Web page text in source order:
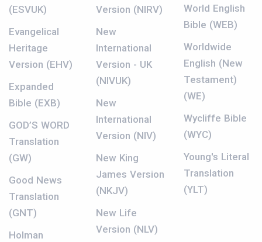
(ESVUK)
Evangelical
Heritage
Version (EHV)
Expanded
Bible (EXB)
GOD’S WORD
Translation
(GW)
Good News
Translation
(GNT)
Holman
Version (NIRV)
New
International
Version - UK
(NIVUK)
New
International
Version (NIV)
New King
James Version
(NKJV)
New Life
Version (NLV)
World English
Bible (WEB)
Worldwide
English (New
Testament)
(WE)
Wycliffe Bible
(WYC)
Young's Literal
Translation
(YLT)